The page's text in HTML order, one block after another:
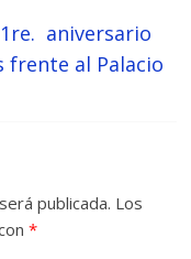
aniversario
frente al Palacio
publicada. Los
*